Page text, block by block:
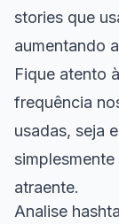
stories que
aumentando
Fique atento
frequência
usadas, seja
atraente.
Analise